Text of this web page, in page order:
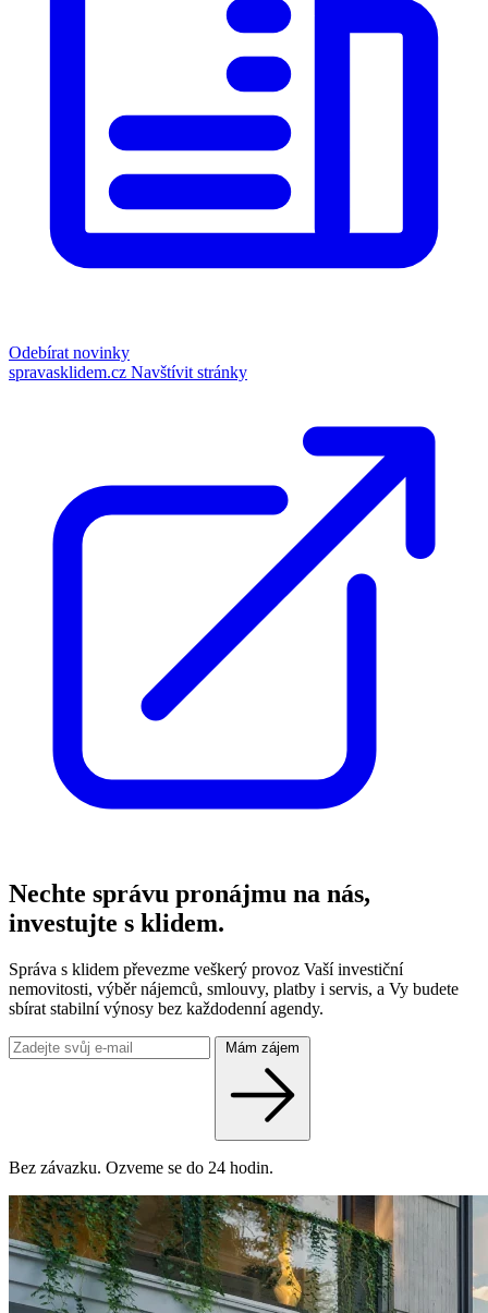
Odebírat novinky
spravasklidem.cz Navštívit stránky
Nechte správu pronájmu na nás,
investujte s klidem.
Správa s klidem převezme veškerý provoz Vaší investiční
nemovitosti, výběr nájemců, smlouvy, platby i servis, a Vy budete
sbírat stabilní výnosy bez každodenní agendy.
Mám zájem
Bez závazku. Ozveme se do 24 hodin.